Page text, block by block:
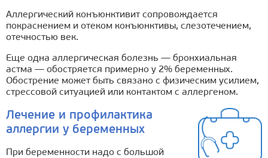
Аллергический конъюнктивит сопровождается
покраснением и отеком конъюнктивы, слезотечением,
отечностью век.
Еще одна аллергическая болезнь — бронхиальная
астма — обостряется примерно у 2% беременных.
Обострение может быть связано с физическим усилием,
стрессовой ситуацией или контактом с аллергеном.
Лечение и профилактика
аллергии у беременных
При беременности надо с большой